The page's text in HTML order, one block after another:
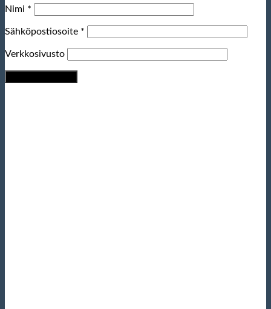
Nimi *
Sähköpostiosoite *
Verkkosivusto